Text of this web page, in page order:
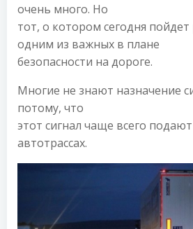
очень много. Но
тот, о котором сегодня пойдет
одним из важных в плане
безопасности на дороге.
Многие не знают назначение
потому, что
этот сигнал чаще всего
автотрассах.